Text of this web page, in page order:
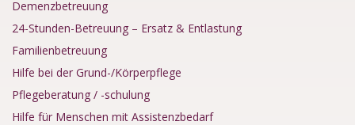
Demenzbetreuung
24-Stunden-Betreuung – Ersatz & Entlastung
Familienbetreuung
Hilfe bei der Grund-/Körperpflege
Pflegeberatung / -schulung
Hilfe für Menschen mit Assistenzbedarf